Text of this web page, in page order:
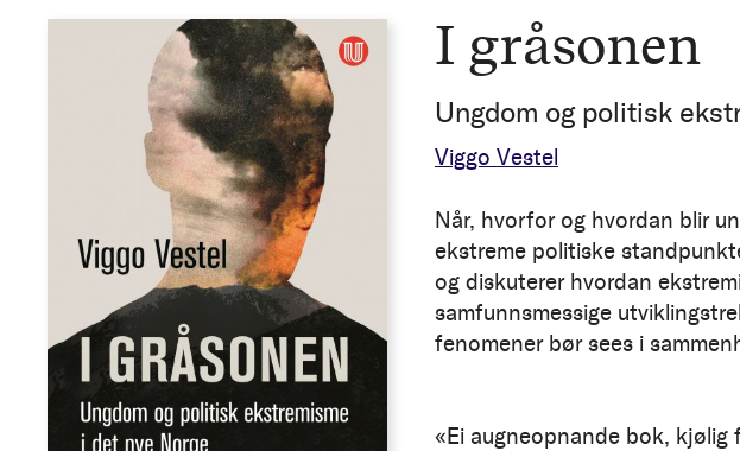
I gråsonen
Ungdom og politisk
Viggo Vestel
Når, hvorfor og hvordan blir
ekstreme politiske
og diskuterer hvordan
samfunnsmessige
fenomener bør sees i
«Ei augneopnande bok,